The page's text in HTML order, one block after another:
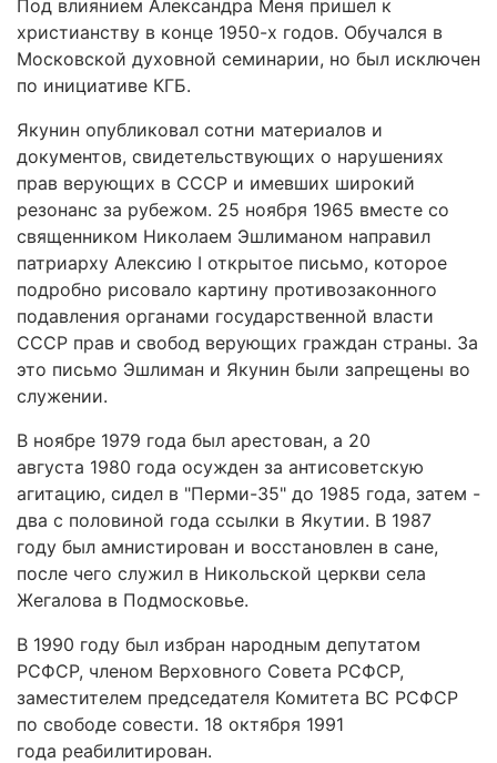
Под влиянием Александра Меня пришел к
христианству в конце 1950-х годов. Обучался в
Московской духовной семинарии, но был исключен
по инициативе КГБ.
Якунин опубликовал сотни материалов и
документов, свидетельствующих о нарушениях
прав верующих в СССР и имевших широкий
резонанс за рубежом. 25 ноября 1965 вместе со
священником Николаем Эшлиманом направил
патриарху Алексию I открытое письмо, которое
подробно рисовало картину противозаконного
подавления органами государственной власти
СССР прав и свобод верующих граждан страны. За
это письмо Эшлиман и Якунин были запрещены во
служении.
В ноябре 1979 года был арестован, а 20
августа 1980 года осужден за антисоветскую
агитацию, сидел в "Перми-35" до 1985 года, затем -
два с половиной года ссылки в Якутии. В 1987
году был амнистирован и восстановлен в сане,
после чего служил в Никольской церкви села
Жегалова в Подмосковье.
В 1990 году был избран народным депутатом
РСФСР, членом Верховного Совета РСФСР,
заместителем председателя Комитета ВС РСФСР
по свободе совести. 18 октября 1991
года реабилитирован.